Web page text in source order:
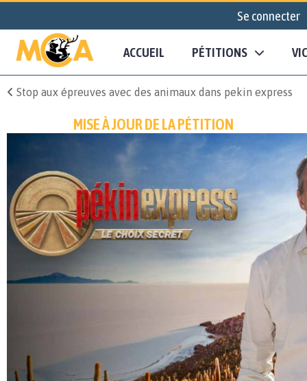
Se connecter
ACCUEIL PÉTITIONS
Stop aux épreuves avec des animaux dans pekin express
MISE À JOUR DE LA PÉTITION